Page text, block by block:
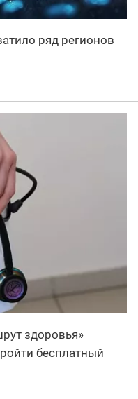
ряд регионов
здоровья»
бесплатный